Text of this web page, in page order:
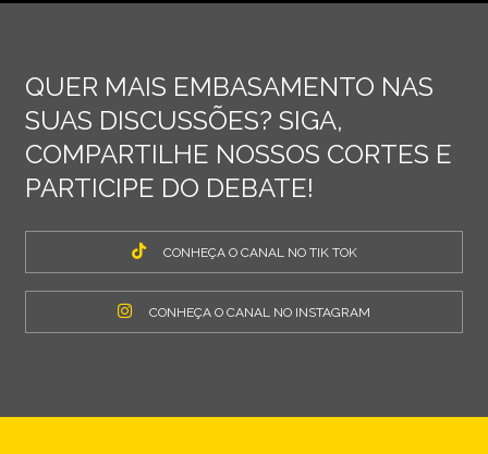
QUER MAIS EMBASAMENTO NAS
SUAS DISCUSSÕES? SIGA,
COMPARTILHE NOSSOS CORTES E
PARTICIPE DO DEBATE!
CONHEÇA O CANAL NO TIK TOK
CONHEÇA O CANAL NO INSTAGRAM